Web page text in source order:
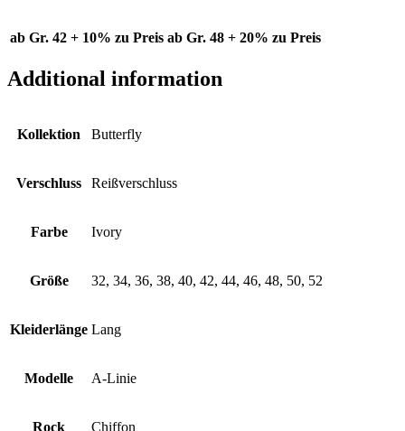
ab Gr. 42 + 10% zu Preis ab Gr. 48 + 20% zu Preis
Additional information
Kollektion Butterfly
Verschluss Reißverschluss
Farbe Ivory
Größe 32, 34, 36, 38, 40, 42, 44, 46, 48, 50, 52
Kleiderlänge Lang
Modelle A-Linie
Rock Chiffon